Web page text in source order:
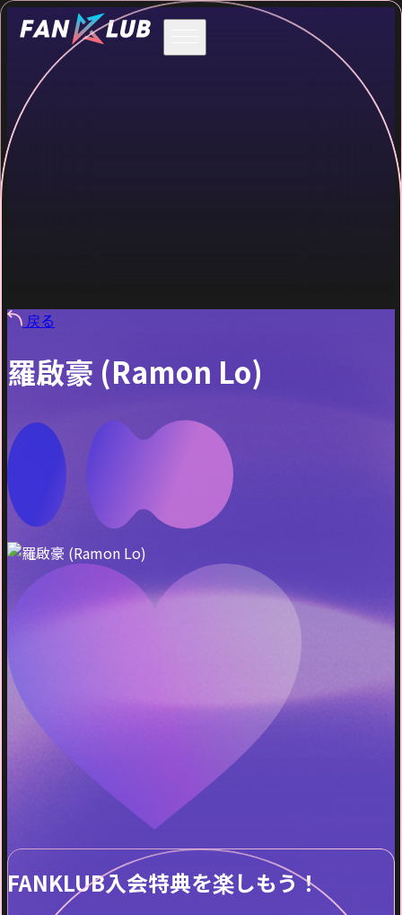
戻る
羅啟豪 (Ramon Lo)
FANKLUB入会特典を楽しもう！